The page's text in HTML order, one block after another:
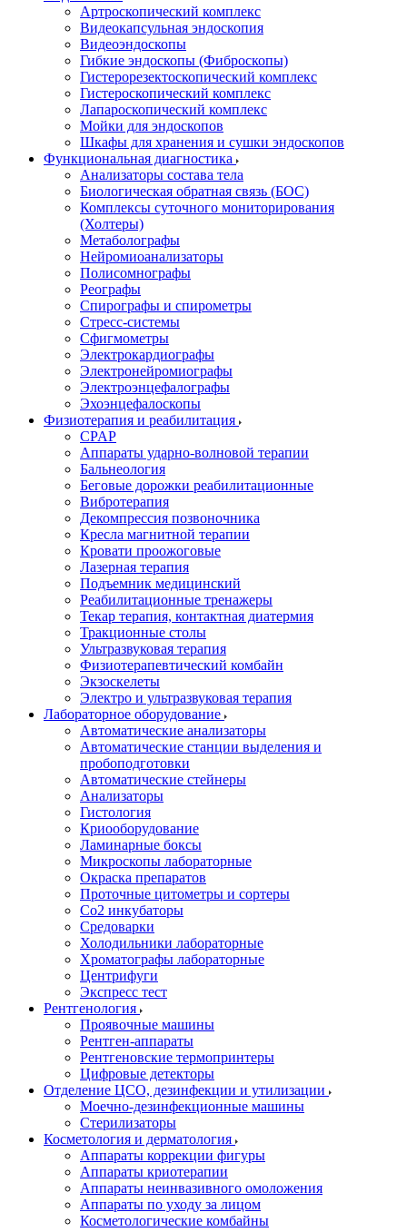
Артроскопический комплекс
Видеокапсульная эндоскопия
Видеоэндоскопы
Гибкие эндоскопы (Фиброcкопы)
Гистерорезектоскопический комплекс
Гистероскопический комплекс
Лапароскопический комплекс
Мойки для эндоскопов
Шкафы для хранения и сушки эндоскопов
Функциональная диагностика
Анализаторы состава тела
Биологическая обратная связь (БОС)
Комплексы суточного мониторирования
(Холтеры)
Метаболографы
Нейромиоанализаторы
Полисомнографы
Реографы
Спирографы и спирометры
Стресс-системы
Сфигмометры
Электрокардиографы
Электронейромиографы
Электроэнцефалографы
Эхоэнцефалоскопы
Физиотерапия и реабилитация
CPAP
Аппараты ударно-волновой терапии
Бальнеология
Беговые дорожки реабилитационные
Вибротерапия
Декомпрессия позвоночника
Кресла магнитной терапии
Кровати проожоговые
Лазерная терапия
Подъемник медицинский
Реабилитационные тренажеры
Текар терапия, контактная диатермия
Тракционные столы
Ультразвуковая терапия
Физиотерапевтический комбайн
Экзоскелеты
Электро и ультразвуковая терапия
Лабораторное оборудование
Автоматические анализаторы
Автоматические станции выделения и
пробоподготовки
Автоматические стейнеры
Анализаторы
Гистология
Криооборудование
Ламинарные боксы
Микроскопы лабораторные
Окраска препаратов
Проточные цитометры и сортеры
Со2 инкубаторы
Средоварки
Холодильники лабораторные
Хроматографы лабораторные
Центрифуги
Экспресс тест
Рентгенология
Проявочные машины
Рентген-аппараты
Рентгеновские термопринтеры
Цифровые детекторы
Отделение ЦСО, дезинфекции и утилизации
Моечно-дезинфекционные машины
Стерилизаторы
Косметология и дерматология
Аппараты коррекции фигуры
Аппараты криотерапии
Аппараты неинвазивного омоложения
Аппараты по уходу за лицом
Косметологические комбайны